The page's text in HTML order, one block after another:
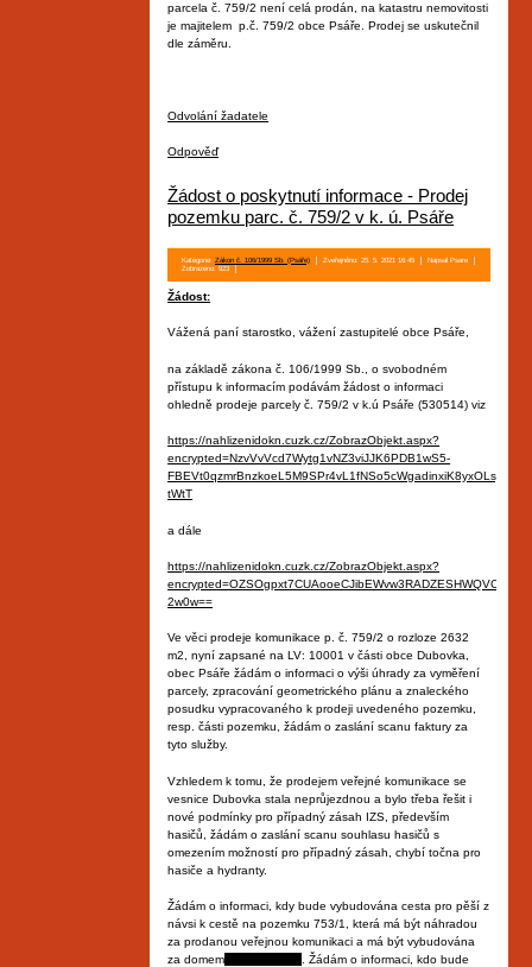
parcela č. 759/2 není celá prodán, na katastru nemovitosti
je majitelem p.č. 759/2 obce Psáře. Prodej se uskutečnil
dle záměru.
Odvolání žadatele
Odpověď
Žádost o poskytnutí informace - Prodej
pozemku parc. č. 759/2 v k. ú. Psáře
Kategorie:Zákon č. 106/1999 Sb. (Psáře) Zveřejněno: 25. 5. 2021 16:45
Napsal Psare
Zobrazeno: 923
Žádost:
Vážená paní starostko, vážení zastupitelé obce Psáře,
na základě zákona č. 106/1999 Sb., o svobodném
přístupu k informacím podávám žádost o informaci
ohledně prodeje parcely č. 759/2 v k.ú Psáře (530514) viz
https://nahlizenidokn.cuzk.cz/ZobrazObjekt.aspx?
encrypted=NzvVvVcd7Wytg1vNZ3viJJK6PDB1wS5-
tWtT
a dále
https://nahlizenidokn.cuzk.cz/ZobrazObjekt.aspx?
2w0w==
Ve věci prodeje komunikace p. č. 759/2 o rozloze 2632
m2, nyní zapsané na LV: 10001 v části obce Dubovka,
obec Psáře žádám o informaci o výši úhrady za vyměření
parcely, zpracování geometrického plánu a znaleckého
posudku vypracovaného k prodeji uvedeného pozemku,
resp. části pozemku, žádám o zaslání scanu faktury za
tyto služby.
Vzhledem k tomu, že prodejem veřejné komunikace se
vesnice Dubovka stala neprůjezdnou a bylo třeba řešit i
nové podmínky pro případný zásah IZS, především
hasičů, žádám o zaslání scanu souhlasu hasičů s
omezením možností pro případný zásah, chybí točna pro
hasiče a hydranty.
Žádám o informaci, kdy bude vybudována cesta pro pěší z
návsi k cestě na pozemku 753/1, která má být náhradou
za prodanou veřejnou komunikaci a má být vybudována
za domem
. Žádám o informaci, kdo bude